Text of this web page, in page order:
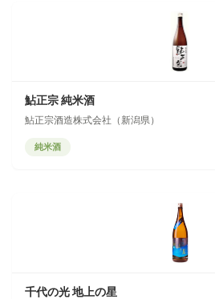
鮎正宗 純米酒
鮎正宗酒造株式会社（新潟県）
純米酒
千代の光 地上の星